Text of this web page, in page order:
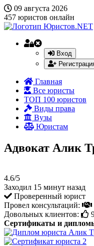
09 августа 2026
457 юристов онлайн
Вход
Главная
Все юристы
ТОП 100 юристов
Виды права
Вузы
Юристам
Адвокат Алик
4.6/5
Заходил 15 минут назад
Проверенный юрист
Провел консультаций:
Довольных клиентов:
Сертификаты и